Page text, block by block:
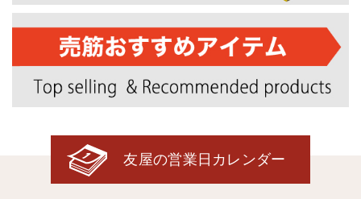
友屋の営業日カレンダー